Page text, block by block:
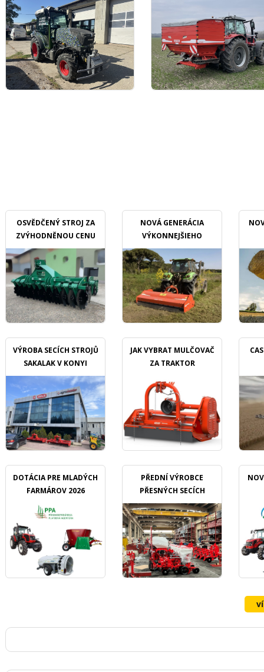
OSVĚDČENÝ STROJ ZA
ZVÝHODNĚNOU CENU
NOVÁ GENERÁCIA
VÝKONNEJŠIEHO
MULČOVAČU
VÝROBA SECÍCH STROJŮ
SAKALAK V KONYI
JAK VYBRAT MULČOVAČ
ZA TRAKTOR
DOTÁCIA PRE MLADÝCH
FARMÁROV 2026
PŘEDNÍ VÝROBCE
PŘESNÝCH SECÍCH
STROJŮ OZDOKEN